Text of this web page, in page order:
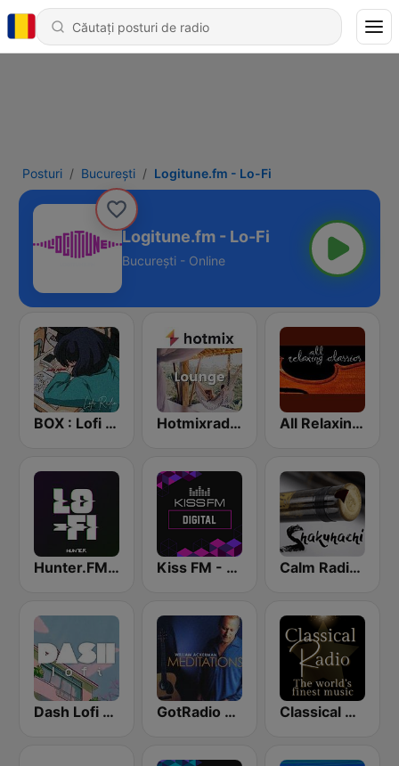
Posturi Bucureşti Logitune.fm - Lo-Fi
Logitune.fm - Lo-Fi
Bucureşti - Online
BOX : Lofi Radio Hotmixradio Lounge All Relaxing Classics
Hunter.FM - Lo-Fi Kiss FM - Digital (Кисc ФМ) Calm Radio - Shakuhachi
Dash Lofi - Chill & Instrumental Hip-Hop Beats GotRadio - Guitar Genius Classical Radio - Calm